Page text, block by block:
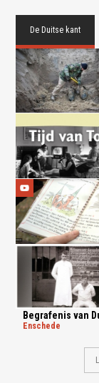
De Duitse kant
Begrafenis van
enschede